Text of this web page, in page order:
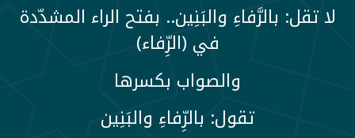
لا تقل: بالرَّفاءِ والبَنِين.. بفتح الراء المشدّدة
في (الرِّفاء)
والصواب بكسرها
تقول: بالرِّفاءِ والبَنِين